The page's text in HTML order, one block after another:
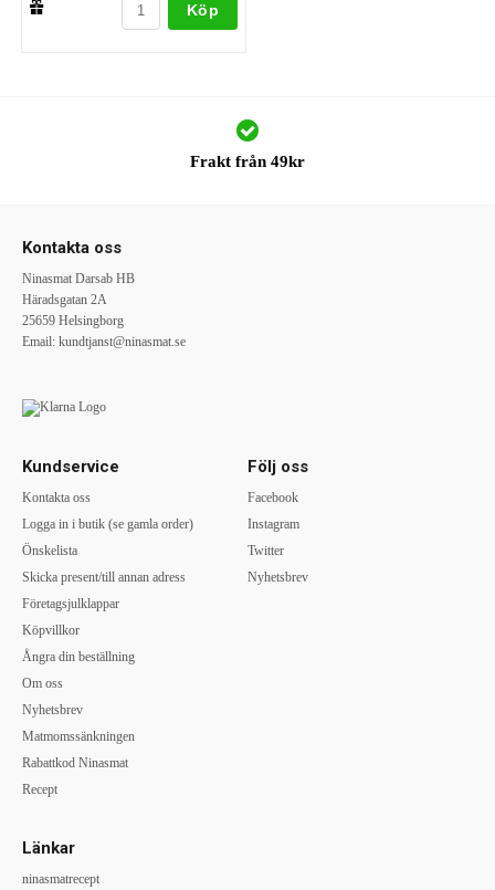
Köp
Frakt från 49kr
Kontakta oss
Ninasmat Darsab HB
Häradsgatan 2A
25659 Helsingborg
Email: kundtjanst@ninasmat.se
Kundservice
Kontakta oss
Logga in i butik (se gamla order)
Önskelista
Skicka present/till annan adress
Företagsjulklappar
Köpvillkor
Ångra din beställning
Om oss
Nyhetsbrev
Matmomssänkningen
Rabattkod Ninasmat
Recept
Följ oss
Facebook
Instagram
Twitter
Nyhetsbrev
Länkar
ninasmatrecept